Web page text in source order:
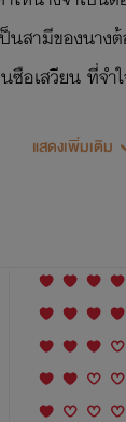
ามีของนางต้
อเสวียน ที่จำ
งงานนี้"
ไม่แต่ข้าจะต้อง
สู้รบเจ้าอยากแ
งเฉยๆไม่เข้า
แสดงเพิ่มเติม